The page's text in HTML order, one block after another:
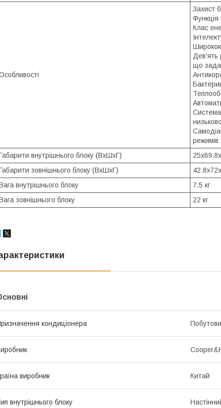
Захист
Функція
Клас
Дев'ять
що
Система
режимів
внутрішнього блоку (ВхШхГ)
зовнішнього блоку (ВхШхГ)
внутрішнього блоку
7.5 кг
зовнішнього блоку
22 кг
кондиціонера
виробник Китай
внутрішнього блоку